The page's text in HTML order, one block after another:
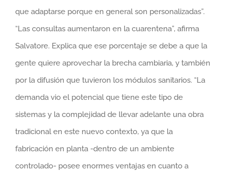
que adaptarse porque en general son personalizadas”.
“Las consultas aumentaron en la cuarentena”, afirma
Salvatore. Explica que ese porcentaje se debe a que la
gente quiere aprovechar la brecha cambiaria, y también
por la difusión que tuvieron los módulos sanitarios. “La
demanda vio el potencial que tiene este tipo de
sistemas y la complejidad de llevar adelante una obra
tradicional en este nuevo contexto, ya que la
fabricación en planta -dentro de un ambiente
controlado- posee enormes ventajas en cuanto a